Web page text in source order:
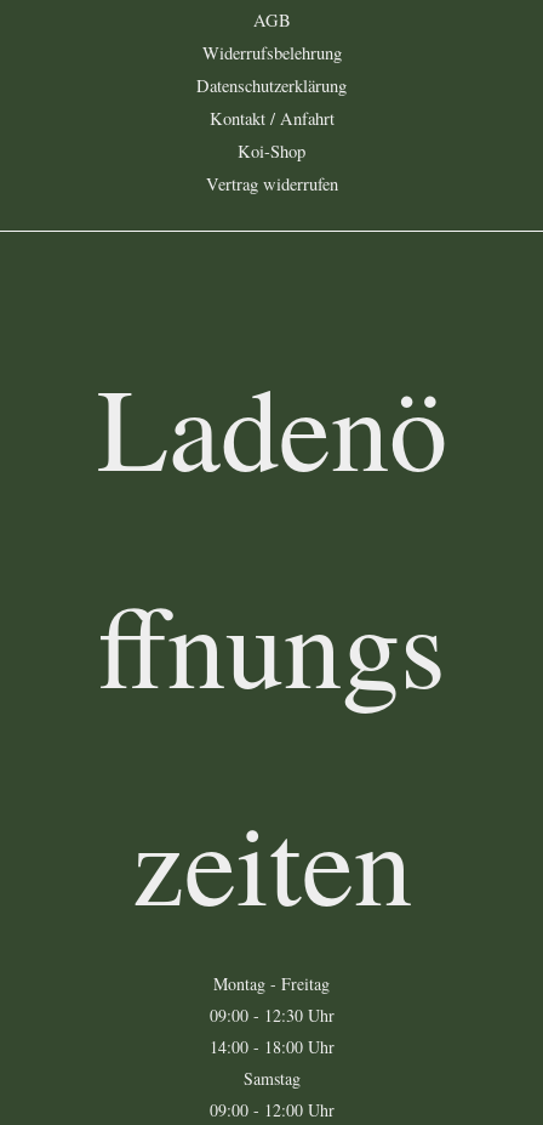
AGB
Widerrufsbelehrung
Datenschutzerklärung
Kontakt / Anfahrt
Koi-Shop
Vertrag widerrufen
Ladenö
ffnungs
zeiten
Montag - Freitag
09:00 - 12:30 Uhr
14:00 - 18:00 Uhr
Samstag
09:00 - 12:00 Uhr